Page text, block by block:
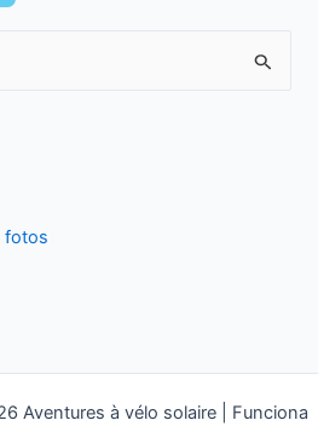
fotos
Aventures à vélo solaire | Funciona